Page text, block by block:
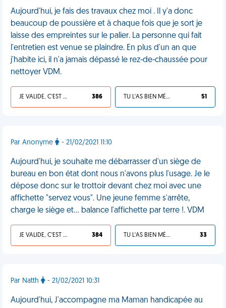
Aujourd'hui, je fais des travaux chez moi . Il y'a donc
beaucoup de poussière et à chaque fois que je sort je
laisse des empreintes sur le palier. La personne qui fait
l'entretien est venue se plaindre. En plus d'un an que
j'habite ici, il n'a jamais dépassé le rez-de-chaussée pour
nettoyer VDM.
JE VALIDE, C'EST UNE VDM 386 TU L'AS BIEN MÉRITÉ 51
Par Anonyme - 21/02/2021 11:10
Aujourd'hui, je souhaite me débarrasser d'un siège de
bureau en bon état dont nous n'avons plus l'usage. Je le
dépose donc sur le trottoir devant chez moi avec une
affichette "servez vous". Une jeune femme s'arrête,
charge le siège et... balance l'affichette par terre !. VDM
JE VALIDE, C'EST UNE VDM 384 TU L'AS BIEN MÉRITÉ 33
Par Natth - 21/02/2021 10:31
Aujourd'hui, J'accompagne ma Maman handicapée au